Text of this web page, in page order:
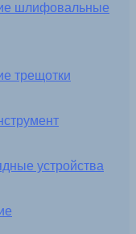
шлифовальные
трещотки
устройства